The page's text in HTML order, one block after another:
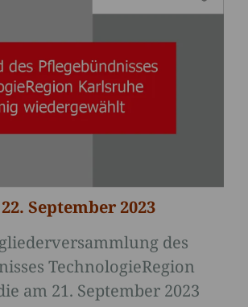
September 2023
des
TechnologieRegion
am 21. September 2023